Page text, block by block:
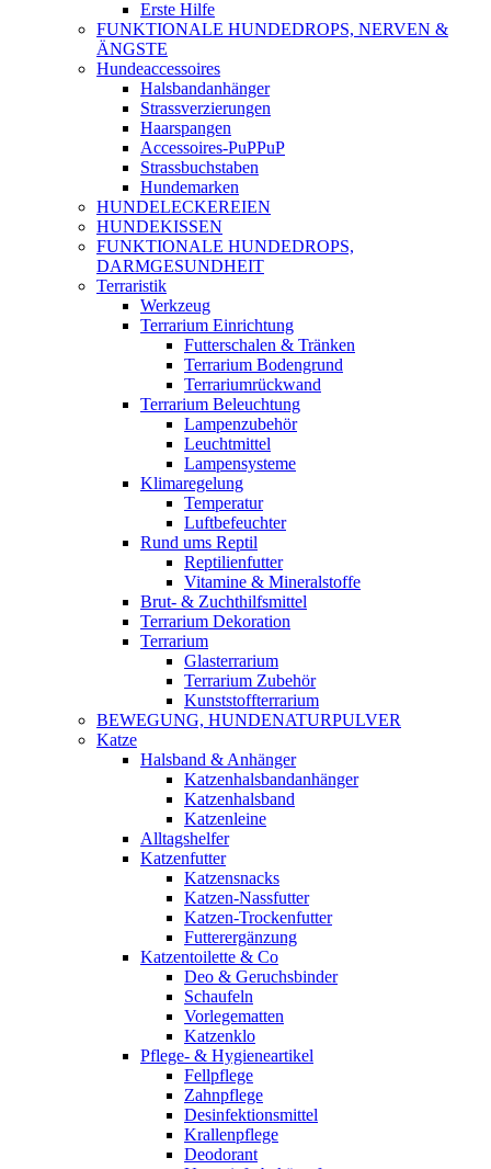
Erste Hilfe
FUNKTIONALE HUNDEDROPS, NERVEN &
ÄNGSTE
Hundeaccessoires
Halsbandanhänger
Strassverzierungen
Haarspangen
Accessoires-PuPPuP
Strassbuchstaben
Hundemarken
HUNDELECKEREIEN
HUNDEKISSEN
FUNKTIONALE HUNDEDROPS,
DARMGESUNDHEIT
Terraristik
Werkzeug
Terrarium Einrichtung
Futterschalen & Tränken
Terrarium Bodengrund
Terrariumrückwand
Terrarium Beleuchtung
Lampenzubehör
Leuchtmittel
Lampensysteme
Klimaregelung
Temperatur
Luftbefeuchter
Rund ums Reptil
Reptilienfutter
Vitamine & Mineralstoffe
Brut- & Zuchthilfsmittel
Terrarium Dekoration
Terrarium
Glasterrarium
Terrarium Zubehör
Kunststoffterrarium
BEWEGUNG, HUNDENATURPULVER
Katze
Halsband & Anhänger
Katzenhalsbandanhänger
Katzenhalsband
Katzenleine
Alltagshelfer
Katzenfutter
Katzensnacks
Katzen-Nassfutter
Katzen-Trockenfutter
Futterergänzung
Katzentoilette & Co
Deo & Geruchsbinder
Schaufeln
Vorlegematten
Katzenklo
Pflege- & Hygieneartikel
Fellpflege
Zahnpflege
Desinfektionsmittel
Krallenpflege
Deodorant